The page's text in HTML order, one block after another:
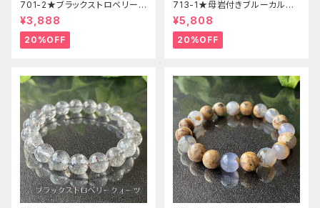
701-2★ブラックストロベリーク
ォーツ【高品質】天然石ブレスレ
ッパワーストーン
¥3,888
20%OFF
713-1★母岩付きブルーカルセ
ドニー【高品質】天然石ブレスレ
ットパワーストーン
¥5,808
20%OFF